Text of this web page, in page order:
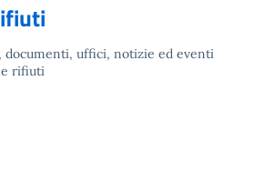
documenti, uffici, notizie ed eventi
rifiuti